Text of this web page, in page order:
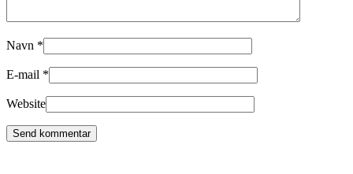
Navn *
E-mail *
Website